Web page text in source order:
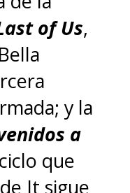
bajo el
los Siete
han
novelas,
las
of Us,
y la
a
que
It sigue